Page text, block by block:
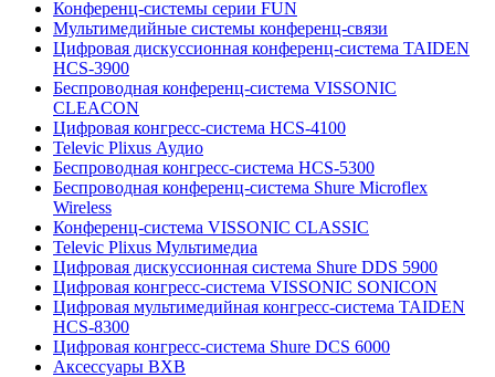
Конференц-системы серии FUN
Мультимедийные системы конференц-связи
Цифровая дискуссионная конференц-система TAIDEN
HCS-3900
Беспроводная конференц-система VISSONIC
CLEACON
Цифровая конгресс-система HCS-4100
Televic Plixus Аудио
Беспроводная конгресс-система HCS-5300
Беспроводная конференц-система Shure Microflex
Wireless
Конференц-система VISSONIC CLASSIC
Televic Plixus Мультимедиа
Цифровая дискуссионная система Shure DDS 5900
Цифровая конгресс-система VISSONIC SONICON
Цифровая мультимедийная конгресс-система TAIDEN
HCS-8300
Цифровая конгресс-система Shure DCS 6000
Аксессуары BXB